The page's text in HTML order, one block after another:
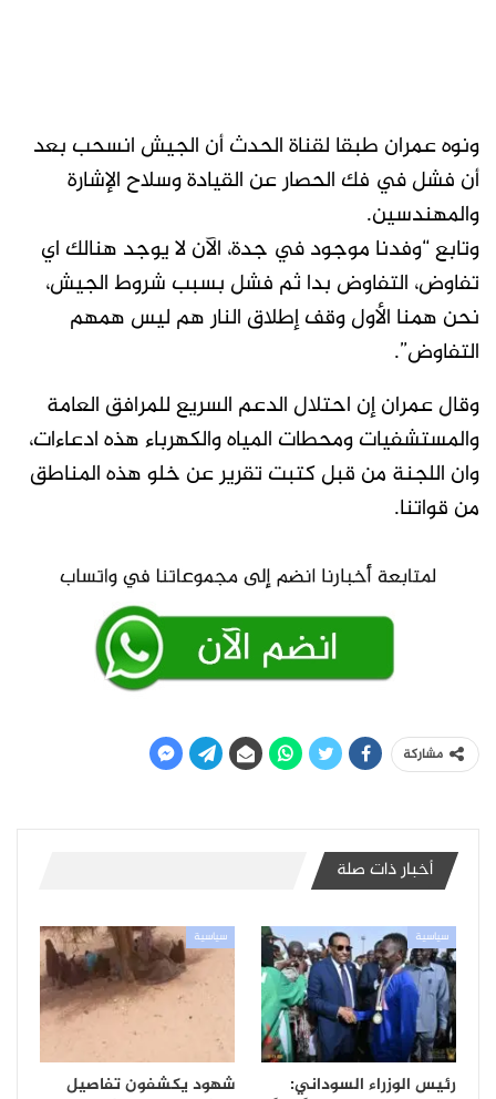
ونوه عمران طبقا لقناة الحدث أن الجيش انسحب بعد
أن فشل في فك الحصار عن القيادة وسلاح الإشارة
والمهندسين.
وتابع “وفدنا موجود في جدة، الآن لا يوجد هنالك اي
تفاوض، التفاوض بدا ثم فشل بسبب شروط الجيش،
نحن همنا الأول وقف إطلاق النار هم ليس همهم
التفاوض”.
وقال عمران إن احتلال الدعم السريع للمرافق العامة
والمستشفيات ومحطات المياه والكهرباء هذه ادعاءات،
وان اللجنة من قبل كتبت تقرير عن خلو هذه المناطق
من قواتنا.
مشاركة
أخبار ذات صلة
سياسية
رئيس الوزراء السوداني:
سياسية
شهود يكشفون تفاصيل